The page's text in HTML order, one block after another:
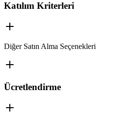
Katılım Kriterleri
Diğer Satın Alma Seçenekleri
Ücretlendirme